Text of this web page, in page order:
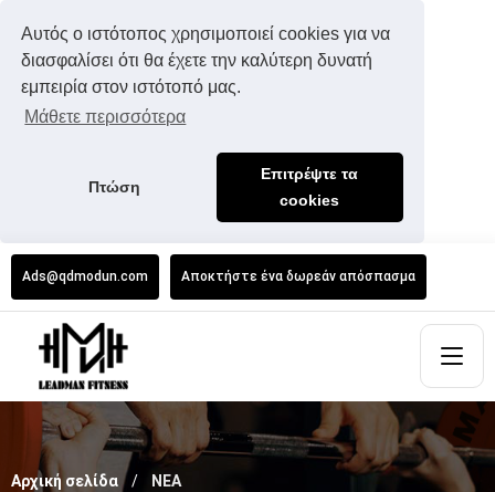
Αυτός ο ιστότοπος χρησιμοποιεί cookies για να
διασφαλίσει ότι θα έχετε την καλύτερη δυνατή
εμπειρία στον ιστότοπό μας.
Μάθετε περισσότερα
Πτώση
Επιτρέψτε τα
cookies
Ads@qdmodun.com Αποκτήστε ένα δωρεάν απόσπασμα
Αρχική σελίδα ΝΕΑ